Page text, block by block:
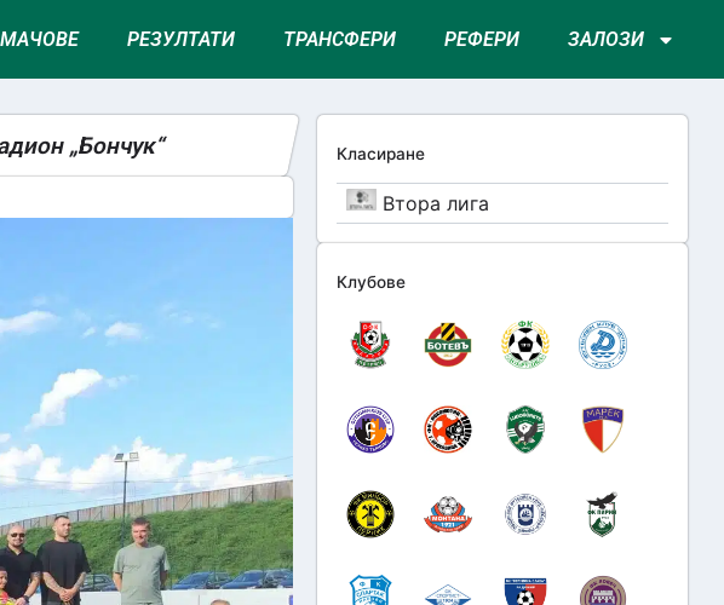
МАЧОВЕ РЕЗУЛТАТИ ТРАНСФЕРИ РЕФЕРИ ЗАЛОЗИ
Класиране
Втора лига
Клубове
„Бончук“